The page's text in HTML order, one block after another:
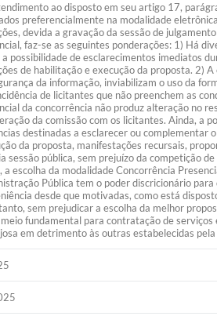
ao disposto em seu artigo 17,
preferencialmente na modalidade
devida a gravação da sessão de
faz-se as seguintes ponderações: 1) Há
a possibilidade de esclarecimentos imediatos
de habilitação e execução da proposta. 2)
da informação, inviabilizam o uso da
de licitantes que não preenchem as
da concorrência não produz alteração no
da comissão com os licitantes. Ainda, a
destinadas a esclarecer ou complementar
da proposta, manifestações recursais,
sessão pública, sem prejuízo da competição
a escolha da modalidade Concorrência
Pública tem o poder discricionário
desde que motivadas, como está
sem prejudicar a escolha da melhor
fundamental para contratação de
em detrimento às outras estabelecidas